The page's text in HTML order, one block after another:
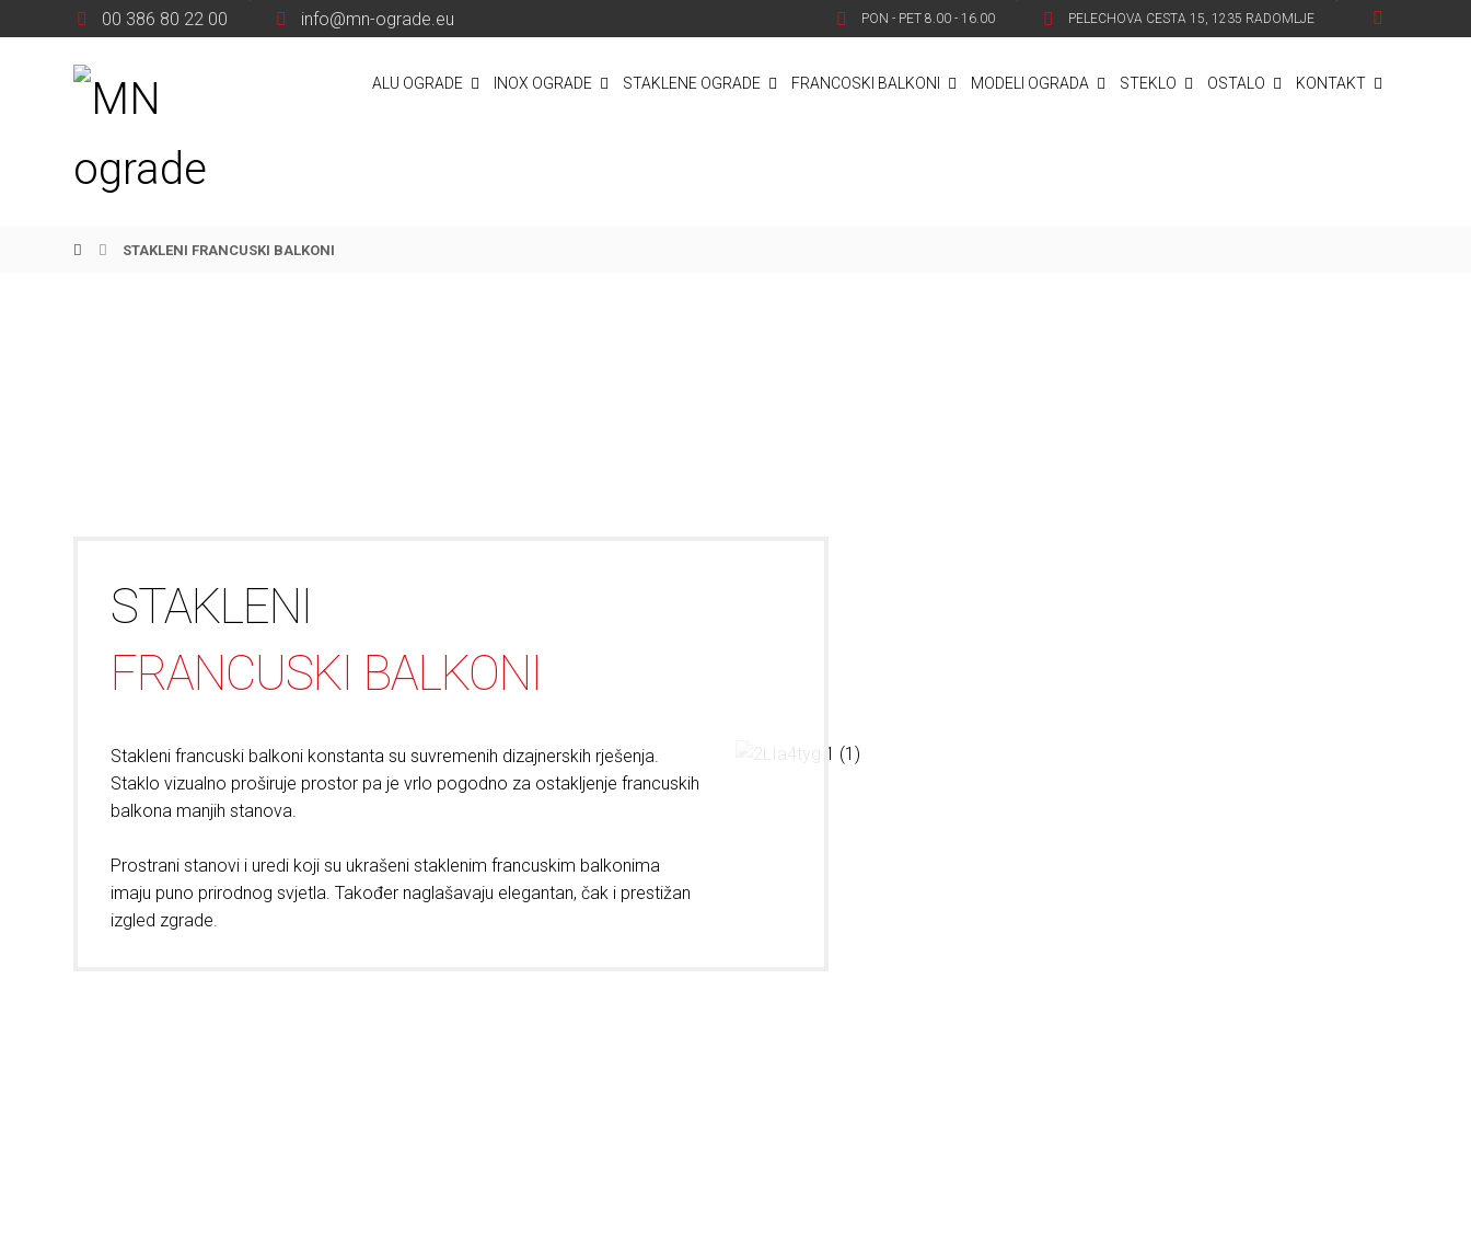
00 386 80 22 00 info@mn-ograde.eu PELECHOVA CESTA 15, 1235 RADOMLJE
PON - PET 8.00 - 16.00
ALU OGRADE INOX OGRADE STAKLENE OGRADE FRANCOSKI BALKONI MODELI OGRADA STEKLO OSTALO KONTAKT
STAKLENI FRANCUSKI BALKONI
STAKLENI
FRANCUSKI BALKONI
Stakleni francuski balkoni konstanta su suvremenih dizajnerskih rješenja.
Staklo vizualno proširuje prostor pa je vrlo pogodno za ostakljenje francuskih
balkona manjih stanova.
Prostrani stanovi i uredi koji su ukrašeni staklenim francuskim balkonima
imaju puno prirodnog svjetla. Također naglašavaju elegantan, čak i prestižan
izgled zgrade.